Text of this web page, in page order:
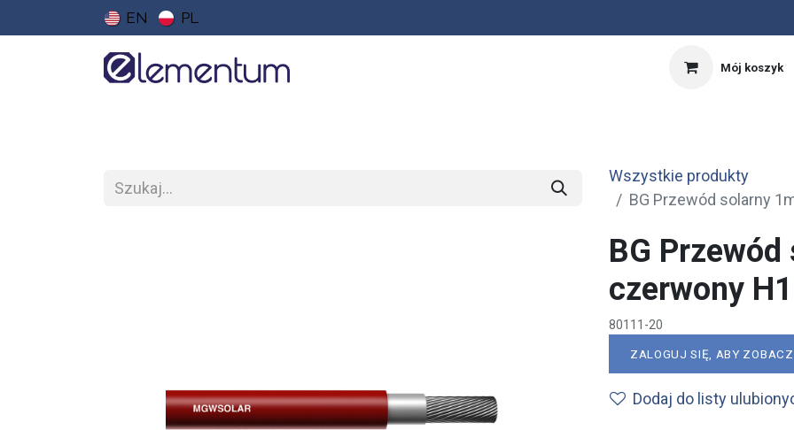
EN PL
Mój koszyk
Wszystkie produkty
BG Przewód solarny
BG
czerwony
80111-20
ZALOGUJ SIĘ, ABY
Dodaj do listy